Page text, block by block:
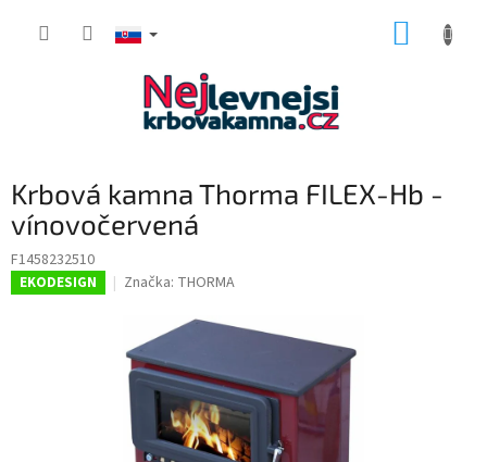
Krbová kamna Thorma FILEX-Hb -
vínovočervená
F1458232510
EKODESIGN Značka: THORMA